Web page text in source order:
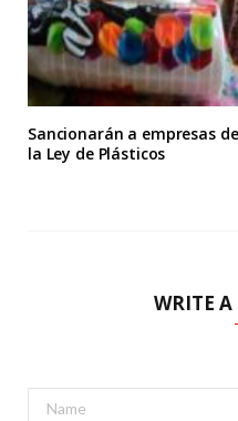
Sancionarán a empresas
la Ley de Plásticos
WRITE